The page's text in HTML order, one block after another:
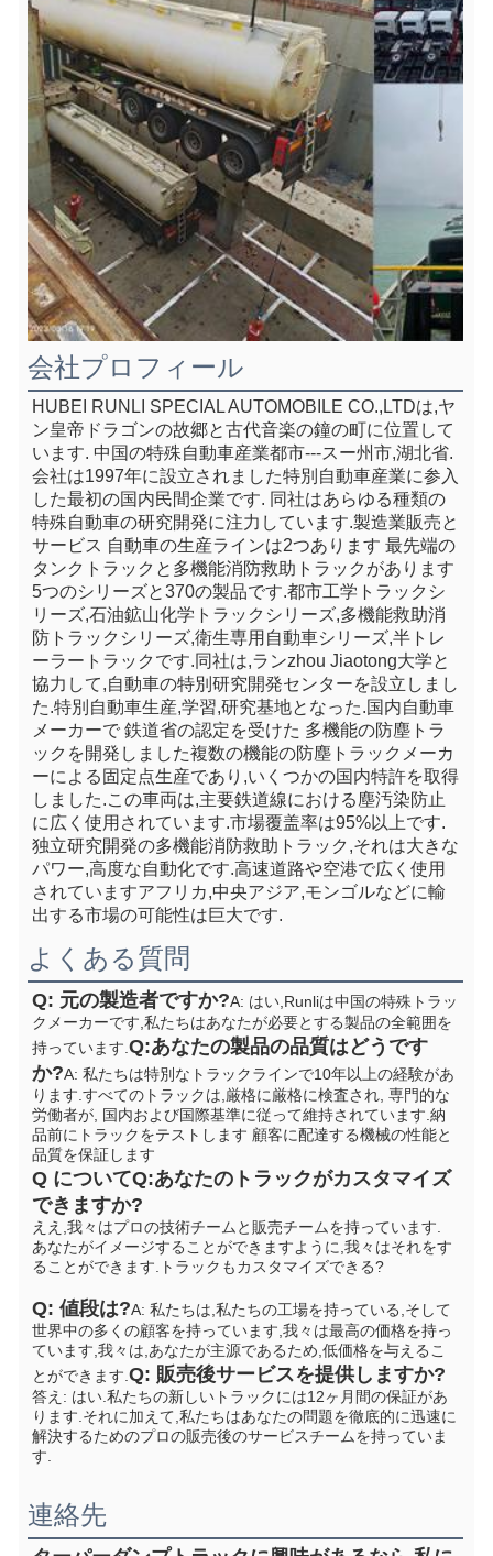
会社プロフィール
HUBEI RUNLI SPECIAL AUTOMOBILE CO.,LTDは,ヤ
ン皇帝ドラゴンの故郷と古代音楽の鐘の町に位置して
います. 中国の特殊自動車産業都市---スー州市,湖北省.
会社は1997年に設立されました特別自動車産業に参入
した最初の国内民間企業です. 同社はあらゆる種類の
特殊自動車の研究開発に注力しています.製造業販売と
サービス 自動車の生産ラインは2つあります 最先端の
タンクトラックと多機能消防救助トラックがあります
5つのシリーズと370の製品です.都市工学トラックシ
リーズ,石油鉱山化学トラックシリーズ,多機能救助消
防トラックシリーズ,衛生専用自動車シリーズ,半トレ
ーラートラックです.同社は,ランzhou Jiaotong大学と
協力して,自動車の特別研究開発センターを設立しまし
た.特別自動車生産,学習,研究基地となった.国内自動車
メーカーで 鉄道省の認定を受けた 多機能の防塵トラ
ックを開発しました複数の機能の防塵トラックメーカ
ーによる固定点生産であり,いくつかの国内特許を取得
しました.この車両は,主要鉄道線における塵汚染防止
に広く使用されています.市場覆盖率は95%以上です.
独立研究開発の多機能消防救助トラック,それは大きな
パワー,高度な自動化です.高速道路や空港で広く使用
されていますアフリカ,中央アジア,モンゴルなどに輸
出する市場の可能性は巨大です.
よくある質問
Q: 元の製造者ですか?A: はい,Runliは中国の特殊トラッ
クメーカーです,私たちはあなたが必要とする製品の全範囲を
持っています. Q:あなたの製品の品質はどうです
か?A: 私たちは特別なトラックラインで10年以上の経験があ
ります.すべてのトラックは,厳格に厳格に検査され, 専門的な
労働者が, 国内および国際基準に従って維持されています.納
品前にトラックをテストします 顧客に配達する機械の性能と
品質を保証します
Q についてQ:あなたのトラックがカスタマイズ
できますか?
ええ,我々はプロの技術チームと販売チームを持っています.
あなたがイメージすることができますように,我々はそれをす
ることができます.
トラックもカスタマイズできる?
Q: 値段は?A: 私たちは,私たちの工場を持っている,そして
世界中の多くの顧客を持っています,我々は最高の価格を持っ
ています,我々は,あなたが主源であるため,低価格を与えるこ
とができます. Q: 販売後サービスを提供しますか?
答え: はい.私たちの新しいトラックには12ヶ月間の保証があ
ります.それに加えて,私たちはあなたの問題を徹底的に迅速に
解決するためのプロの販売後のサービスチームを持っていま
す.
連絡先